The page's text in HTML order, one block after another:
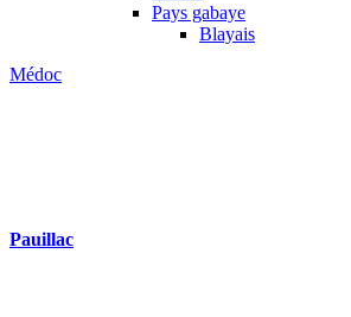
Pays gabaye
Blayais
Médoc
Pauillac